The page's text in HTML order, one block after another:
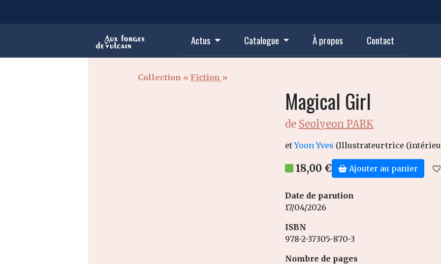
Actus Catalogue À propos Contact
Collection « Fiction »
Magical Girl
de Seolyeon PARK
etYoon Yves (Illustrateur·trice
18,00 € Ajouter au panier
Date de parution
17/04/2026
ISBN
978-2-37305-870-3
Nombre de pages